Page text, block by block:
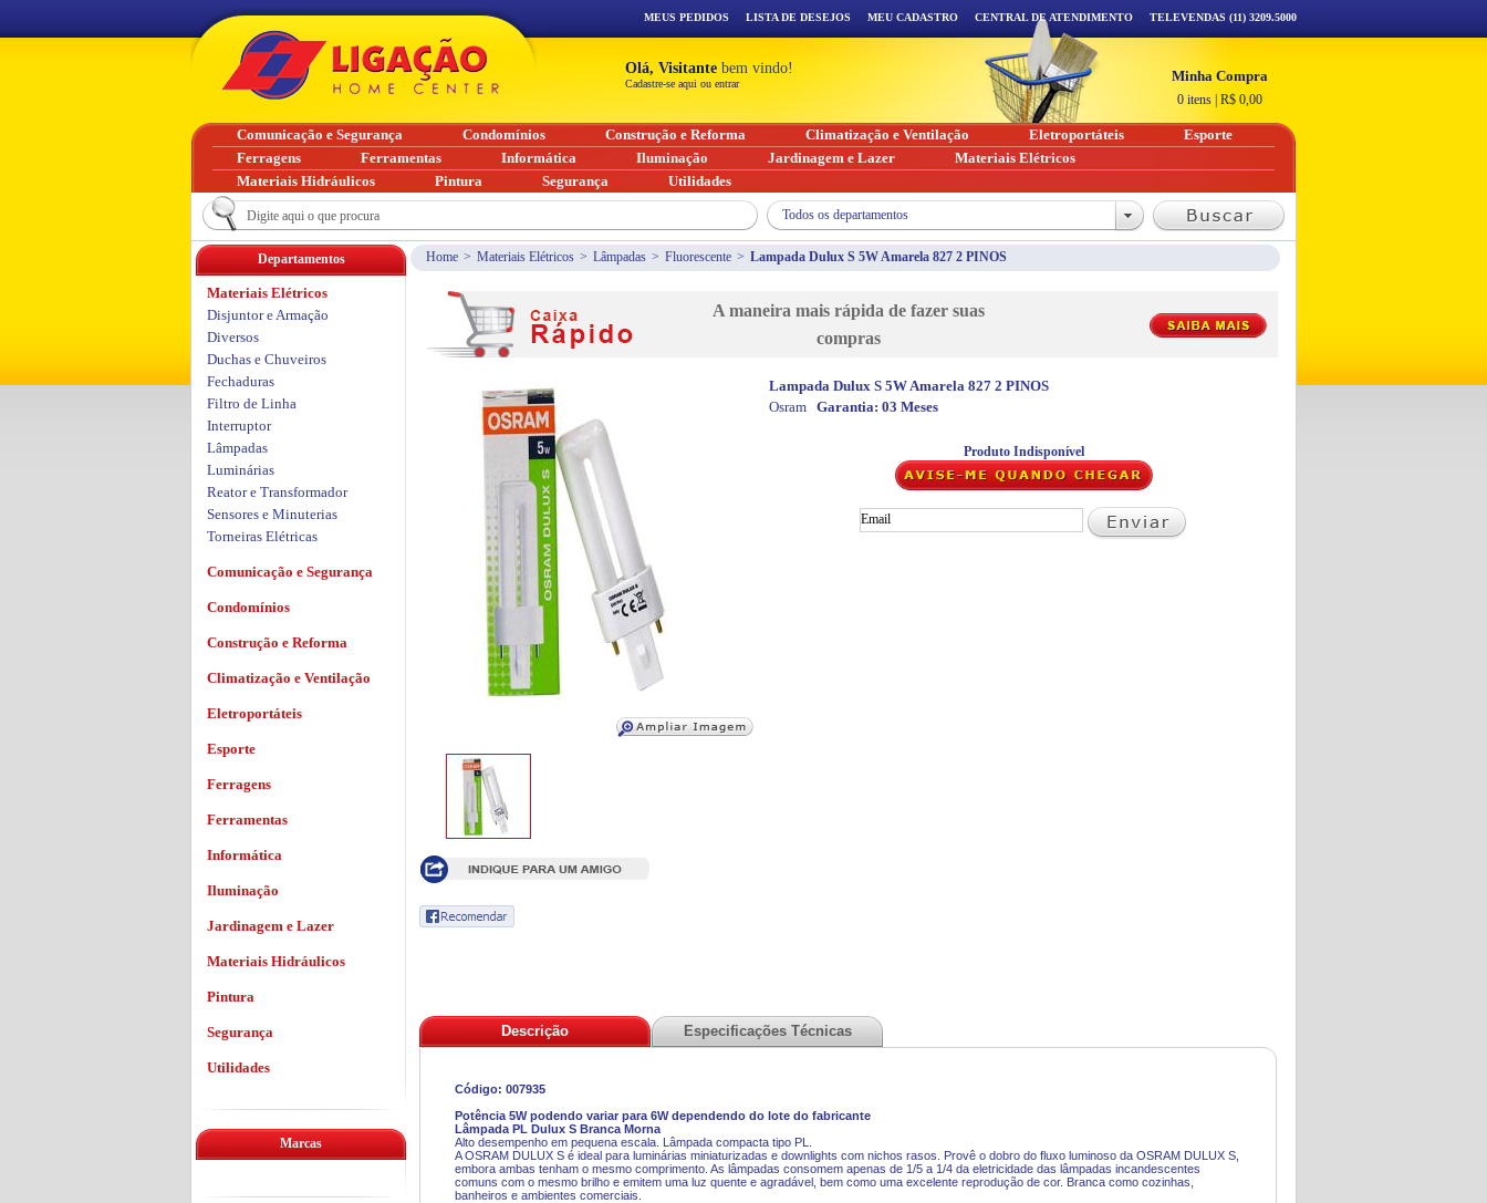
Home > Materiais Elétricos > Lâmpadas > Fluorescente > Lampada Dulux S 5W Amarela 827 2 PINOS
A maneira mais rápida de fazer suas
compras
Lampada Dulux S 5W Amarela 827 2 PINOS
Osram Garantia: 03 Meses
Produto Indisponível
Descrição Especificações Técnicas
Código: 007935
Potência 5W podendo variar para 6W dependendo do lote do fabricante
Lâmpada PL Dulux S Branca Morna
Alto desempenho em pequena escala. Lâmpada compacta tipo PL.
A OSRAM DULUX S é ideal para luminárias miniaturizadas e downlights com nichos rasos. Provê o dobro do fluxo luminoso da OSRAM DULUX S,
embora ambas tenham o mesmo comprimento. As lâmpadas consomem apenas de 1/5 a 1/4 da eletricidade das lâmpadas incandescentes
comuns com o mesmo brilho e emitem uma luz quente e agradável, bem como uma excelente reprodução de cor. Branca como cozinhas,
banheiros e ambientes comerciais.
Departamentos
Materiais Elétricos
Disjuntor e Armação
Diversos
Duchas e Chuveiros
Fechaduras
Filtro de Linha
Interruptor
Lâmpadas
Luminárias
Reator e Transformador
Sensores e Minuterias
Torneiras Elétricas
Comunicação e Segurança
Condomínios
Construção e Reforma
Climatização e Ventilação
Eletroportáteis
Esporte
Ferragens
Ferramentas
Informática
Iluminação
Jardinagem e Lazer
Materiais Hidráulicos
Pintura
Segurança
Utilidades
Marcas
MEUS PEDIDOS LISTA DE DESEJOS MEU CADASTRO CENTRAL DE ATENDIMENTO TELEVENDAS (11) 3209.5000
Olá, Visitante bem vindo!
Cadastre-se aqui ou entrar Minha Compra
0 itens R$ 0,00
Comunicação e Segurança Condomínios Construção e Reforma Climatização e Ventilação Eletroportáteis
Esporte
Ferragens
Ferramentas Informática Iluminação Jardinagem e Lazer
Materiais Elétricos
Materiais Hidráulicos
Pintura Segurança Utilidades
Todos os departamentos